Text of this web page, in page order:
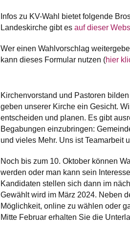
Infos zu KV-Wahl bietet folgende
Landeskirche gibt es auf dieser
Wer einen Wahlvorschlag
kann dieses Formular nutzen (hier
Kirchenvorstand und Pastoren
geben unserer Kirche ein Gesicht.
entscheiden und planen. Es gibt
Begabungen einzubringen:
und vieles Mehr. Uns ist Teamarbeit
Noch bis zum 10. Oktober können
werden oder man kann sein
Kandidaten stellen sich dann im
Gewählt wird im März 2024. Neben
Möglichkeit, online zu wählen oder
Mitte Februar erhalten Sie die